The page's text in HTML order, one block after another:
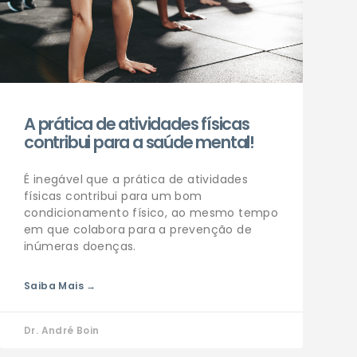
A prática de atividades físicas
contribui para a saúde mental!
É inegável que a prática de atividades
físicas contribui para um bom
condicionamento físico, ao mesmo tempo
em que colabora para a prevenção de
inúmeras doenças.
Saiba Mais →
Dr. André Boin